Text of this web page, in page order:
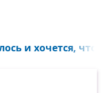
и хочется,